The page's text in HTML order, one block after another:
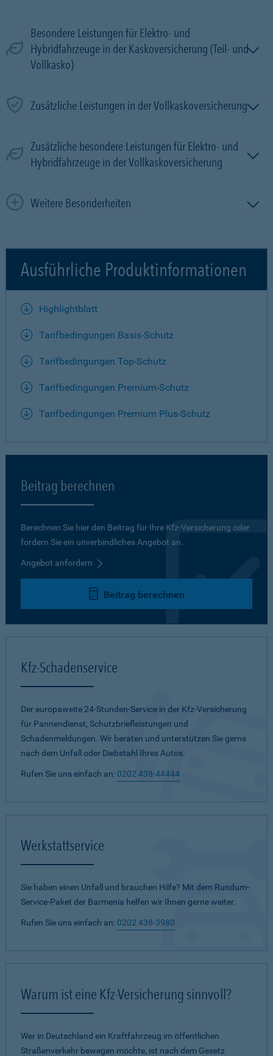
Besondere Leistungen für Elektro- und
Hybridfahrzeuge in der Kaskoversicherung (Teil- und
Vollkasko)
Zusätzliche Leistungen in der Vollkaskoversicherung
Zusätzliche besondere Leistungen für Elektro- und
Hybridfahrzeuge in der Vollkaskoversicherung
Weitere Besonderheiten
Ausführliche Produktinformationen
Highlightblatt
Tarifbedingungen Basis-Schutz
Tarifbedingungen Top-Schutz
Tarifbedingungen Premium-Schutz
Tarifbedingungen Premium Plus-Schutz
Beitrag berechnen
Berechnen Sie hier den Beitrag für Ihre Kfz-Versicherung oder
fordern Sie ein unverbindliches Angebot an.
Angebot anfordern
Beitrag berechnen
Kfz-Schadenservice
Der europaweite 24-Stunden-Service in der Kfz-Versicherung
für Pannendienst, Schutzbriefleistungen und
Schadenmeldungen. Wir beraten und unterstützen Sie gerne
nach dem Unfall oder Diebstahl Ihres Autos.
Rufen Sie uns einfach an: 0202 438-44444
Werkstattservice
Sie haben einen Unfall und brauchen Hilfe? Mit dem Rundum-
Service-Paket der Barmenia helfen wir Ihnen gerne weiter.
Rufen Sie uns einfach an: 0202 438-3980
Warum ist eine Kfz-Versicherung sinnvoll?
Wer in Deutschland ein Kraftfahrzeug im öffentlichen
Straßenverkehr bewegen möchte, ist nach dem Gesetz